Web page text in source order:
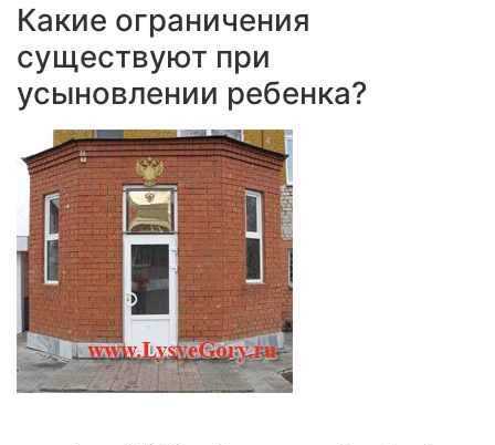
Какие ограничения
существуют при
усыновлении ребенка?